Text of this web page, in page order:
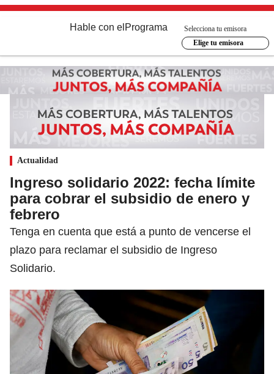
Hable con el Programa
Selecciona tu emisora
Elige tu emisora
Actualidad
Ingreso solidario 2022: fecha límite
para cobrar el subsidio de enero y
febrero
Tenga en cuenta que está a punto de vencerse el
plazo para reclamar el subsidio de Ingreso
Solidario.